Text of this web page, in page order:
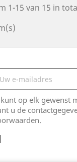
1-15 van 15 in
op elk gewenst
u de